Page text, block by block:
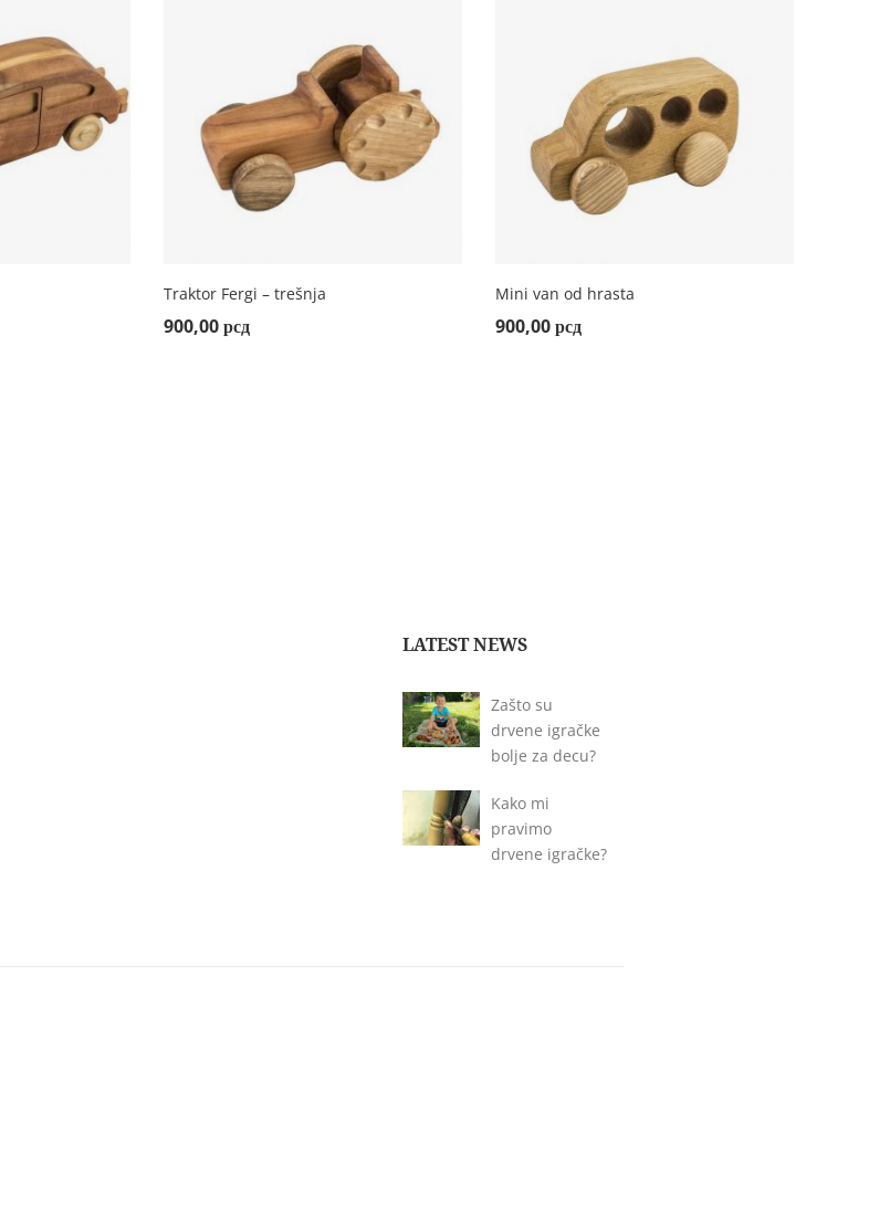
Traktor Fergi – trešnja
900,00рсд
ADD TO CART
Mini van od hrasta
900,00рсд
ADD TO CART
LATEST NEWS
Zašto su
drvene igračke
bolje za decu?
Kako mi
pravimo
drvene igračke?